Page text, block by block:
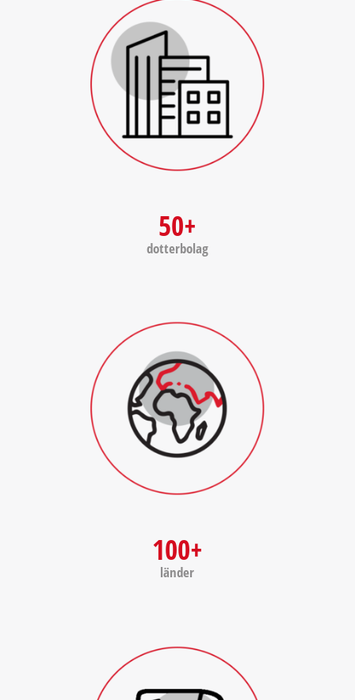
50+
dotterbolag
100+
länder